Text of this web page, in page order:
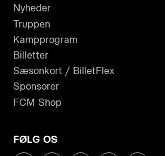
Nyheder
Truppen
Kampprogram
Billetter
Sæsonkort / BilletFlex
Sponsorer
FCM Shop
FØLG OS